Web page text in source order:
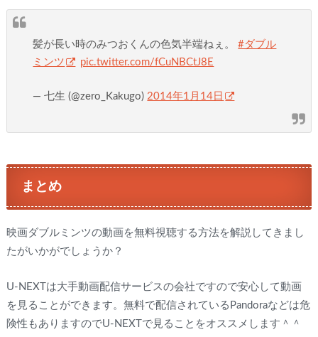
髪が長い時のみつおくんの色気半端ねぇ。#ダブル
ミンツ
pic.twitter.com/fCuNBCtJ8E
— 七生 (@zero_Kakugo)2014年1月14日
まとめ
映画ダブルミンツの動画を無料視聴する方法を解説してきまし
たがいかがでしょうか？
U-NEXTは大手動画配信サービスの会社ですので安心して動画
を見ることができます。無料で配信されているPandoraなどは危
険性もありますのでU-NEXTで見ることをオススメします＾＾